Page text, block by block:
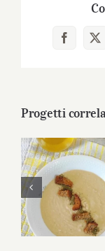
Facebook
X
Progetti
Vellutata di
con
Tozzapane